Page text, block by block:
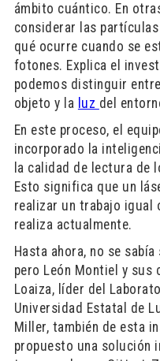
ámbito cuántico. En
considerar las
qué ocurre cuando se
fotones. Explica el
podemos distinguir
objeto y la luz del
En este proceso, el
incorporado la
la calidad de lectura de
Esto significa que un
realizar un trabajo igual
realiza actualmente.
Hasta ahora, no se
pero León Montiel y sus
Loaiza, líder del
Universidad Estatal de
Miller, también de esta
propuesto una solución